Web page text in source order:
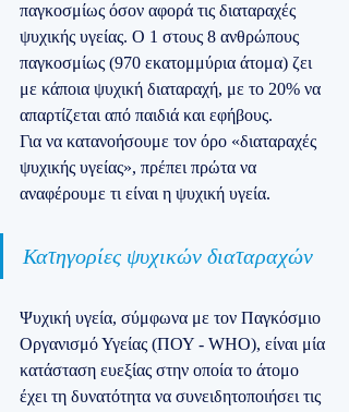
παγκοσμίως όσον αφορά τις διαταραχές
ψυχικής υγείας. Ο 1 στους 8 ανθρώπους
παγκοσμίως (970 εκατομμύρια άτομα) ζει
με κάποια ψυχική διαταραχή, με το 20% να
απαρτίζεται από παιδιά και εφήβους.
Για να κατανοήσουμε τον όρο «διαταραχές
ψυχικής υγείας», πρέπει πρώτα να
αναφέρουμε τι είναι η ψυχική υγεία.
Κατηγορίες ψυχικών διαταραχών
Ψυχική υγεία, σύμφωνα με τον Παγκόσμιο
Οργανισμό Υγείας (ΠΟΥ - WHO), είναι μία
κατάσταση ευεξίας στην οποία το άτομο
έχει τη δυνατότητα να συνειδητοποιήσει τις